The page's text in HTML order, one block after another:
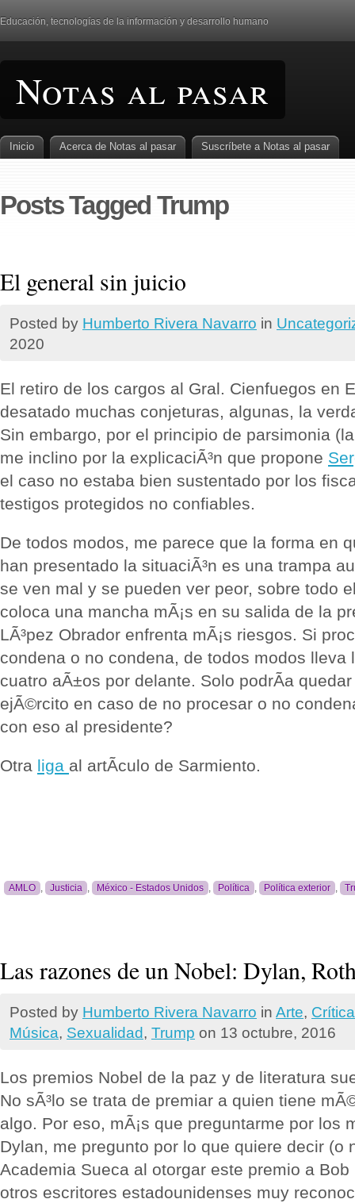
Educación, tecnologí­as de la información y desarrollo humano
Notas al pasar
Inicio Acerca de Notas al pasar Suscrí­bete a Notas al pasar
Posts Tagged Trump
El general sin juicio
Posted by Humberto Rivera Navarro in
2020
El retiro de los cargos al Gral. Cienfuegos en
desatado muchas conjeturas, algunas, la
Sin embargo, por el principio de parsimonia
me inclino por la explicaciÃ³n que propone
el caso no estaba bien sustentado por los
testigos protegidos no confiables.
De todos modos, me parece que la forma en
han presentado la situaciÃ³n es una trampa
se ven mal y se pueden ver peor, sobre todo
coloca una mancha mÃ¡s en su salida de la
LÃ³pez Obrador enfrenta mÃ¡s riesgos. Si
condena o no condena, de todos modos lleva
cuatro aÃ±os por delante. Solo podrÃ­a
ejÃ©rcito en caso de no procesar o no
con eso al presidente?
Otra liga al artÃ­culo de Sarmiento.
AMLO , Justicia , México - Estados Unidos , Política , Política exterior ,
Las razones de un Nobel: Dylan,
Posted by Humberto Rivera Navarro in Arte, Crí­tica
Música, Sexualidad, Trump on 13 octubre, 2016
Los premios Nobel de la paz y de literatura
No sÃ³lo se trata de premiar a quien tiene
algo. Por eso, mÃ¡s que preguntarme por los
Dylan, me pregunto por lo que quiere decir (o
Academia Sueca al otorgar este premio a
otros escritores estadounidenses muy